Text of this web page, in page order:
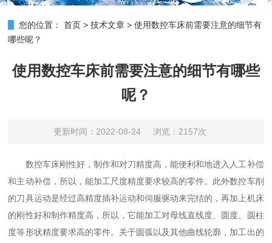
您的位置： 首页 >技术文章 >使用数控车床前需要注意的细节有
哪些呢？
使用数控车床前需要注意的细节有哪些
呢？
更新时间：2022-08-24 浏览：2157次
数控车床刚性好，制作和对刀精度高，能便利和地进入人工补偿
和主动补偿，所以，能加工尺度精度要求较高的零件。此外数控车削
的刀具运动是经过高精度插补运动和伺服驱动来完结的，再加上机床
的刚性好和制作精度高，所以，它能加工对母线直线度、圆度、圆柱
度等形状精度要求高的零件。关于圆弧以及其他曲线轮廓，加工出的